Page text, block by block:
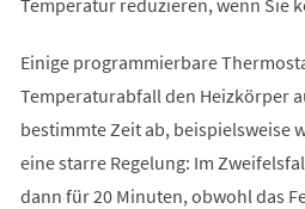
Einige programmierbare
Temperaturabfall den Heizkörper
bestimmte Zeit ab, beispielsweise
eine starre Regelung: Im
dann für 20 Minuten, obwohl das